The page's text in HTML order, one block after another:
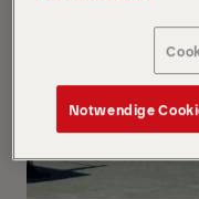
Notwendige